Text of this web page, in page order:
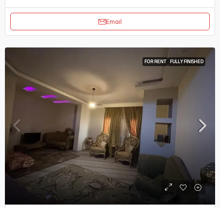
Email
FOR RENT FULLY FINISHED